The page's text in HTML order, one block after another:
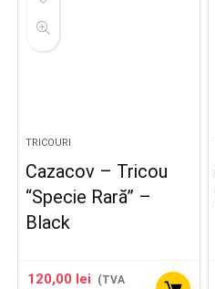
TRICOURI
Cazacov – Tricou
“Specie Rară” –
Black
120,00 lei
(TVA